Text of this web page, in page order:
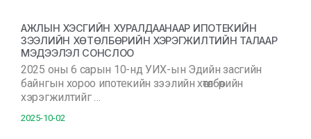
АЖЛЫН ХЭСГИЙН ХУРАЛДААНААР ИПОТЕКИЙН
ЗЭЭЛИЙН ХӨТӨЛБӨРИЙН ХЭРЭГЖИЛТИЙН ТАЛААР
МЭДЭЭЛЭЛ СОНСЛОО
2025 оны 6 сарын 10-нд УИХ-ын Эдийн засгийн
байнгын хороо ипотекийн зээлийн хөтөлбөрийн
хэрэгжилтийг …
2025-10-02